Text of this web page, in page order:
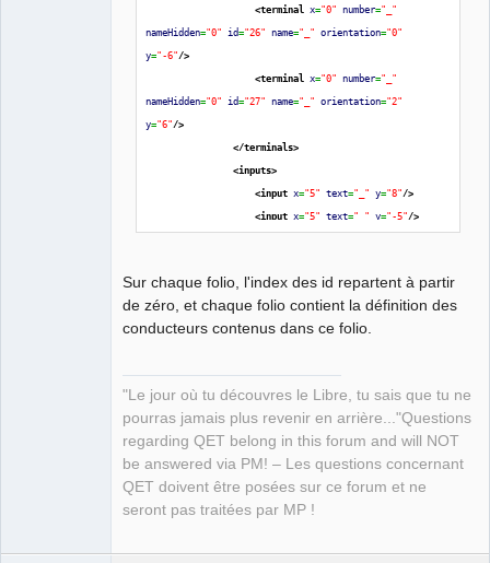
<terminal x="0" number="_"
nameHidden="0" id="26" name="_" orientation="0"
y="-6"/>
<terminal x="0" number="_"
nameHidden="0" id="27" name="_" orientation="2"
y="6"/>
</terminals>
<inputs>
<input x="5" text="_" y="8"/>
<input x="5" text="_" y="-5"/>
</elements >
<conductors>
<conductor vertirotatetext="270"
terminal2="15" y="0" onetextperfolio
horizrotatetext="0"/>
<conductor vertirotatetext ="270" x ="0"
terminal1="16" type="multi" displaytext="1" num="16"
terminal2="21" y= "0" onetextperfolio="0" numsize="7"
horizrotatetext="0"/>
<conductor vertirotatetext
Sur chaque folio, l'index des id repartent à partir
de zéro, et chaque folio contient la définition des
conducteurs contenus dans ce folio.
"Le jour où tu découvres le Libre, tu sais que tu ne
pourras jamais plus revenir en arrière..."Questions
regarding QET belong in this forum and will NOT
be answered via PM! – Les questions concernant
QET doivent être posées sur ce forum et ne
seront pas traitées par MP !